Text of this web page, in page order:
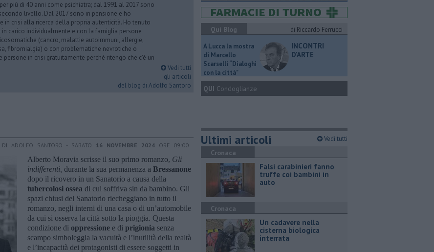
più di 40 anni come psichiatra; dal 1991 al 2017 sono
livello. Dal 2017 sono in pensione e ho
in crisi alla ricerca della propria autenticità. Ho tenuto
carico individualmente e con la famiglia persone
(cancro, malattie autoimmuni, allergie,
fibromialgia) o con problematiche nevrotiche o
in crisi gratuitamente perché ritengo che c’è un
Vedi tutti
gli articoli
del blog di Adolfo Santoro
DI ADOLFO SANTORO - SABATO 16 NOVEMBRE 2024 ORE 09:00
Alberto Moravia scrisse il suo primo romanzo, Gli
indifferenti, durante la sua permanenza a Bressanone
dopo il ricovero in un Sanatorio a causa della
tubercolosi ossea di cui soffriva sin da bambino. Gli
spazi chiusi del Sanatorio riecheggiano in tutto il
romanzo, negli interni di una casa o di un’automobile
da cui si osserva la città sotto la pioggia. Questa
condizione di oppressione e di prigionia senza
scampo simboleggia la vacuità e l’inutilità della realtà
e l’incapacità dei protagonisti di essere soggetti in
Qui Blog
di Riccardo Ferrucci
A Lucca la mostra
di Marcello
Scarselli “Dialoghi
con la città"
INCONTRI
D'ARTE
QUI Condoglianze
Ultimi articoli Vedi tutti
Cronaca
Falsi carabinieri fanno
truffe coi bambini in
auto
Cronaca
Un cadavere nella
cisterna biologica
interrata